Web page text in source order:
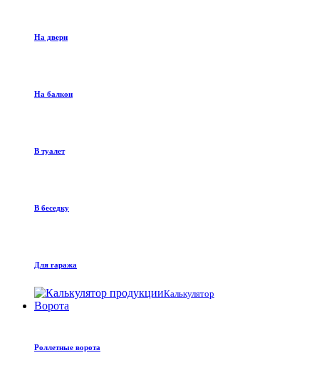
На двери
На балкон
В туалет
В беседку
Для гаража
Калькулятор
Ворота
Роллетные ворота